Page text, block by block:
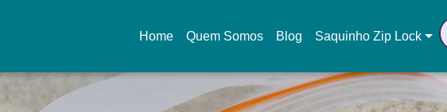
Home
(current)
Quem Somos Blog Saquinho Zip Lock